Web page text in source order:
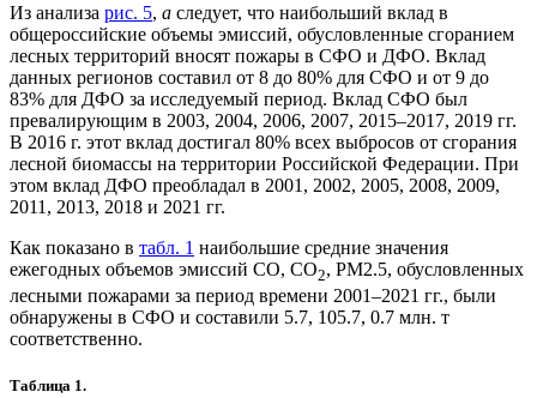
Из анализа рис. 5, а следует, что наибольший вклад в
общероссийские объемы эмиссий, обусловленные сгоранием
лесных территорий вносят пожары в СФО и ДФО. Вклад
данных регионов составил от 8 до 80% для СФО и от 9 до
83% для ДФО за исследуемый период. Вклад СФО был
превалирующим в 2003, 2004, 2006, 2007, 2015–2017, 2019 гг.
В 2016 г. этот вклад достигал 80% всех выбросов от сгорания
лесной биомассы на территории Российской Федерации. При
этом вклад ДФО преобладал в 2001, 2002, 2005, 2008, 2009,
2011, 2013, 2018 и 2021 гг.
Как показано в табл. 1 наибольшие средние значения
ежегодных объемов эмиссий СО, CO2, PM2.5, обусловленных
лесными пожарами за период времени 2001–2021 гг., были
обнаружены в СФО и составили 5.7, 105.7, 0.7 млн. т
соответственно.
Таблица 1.